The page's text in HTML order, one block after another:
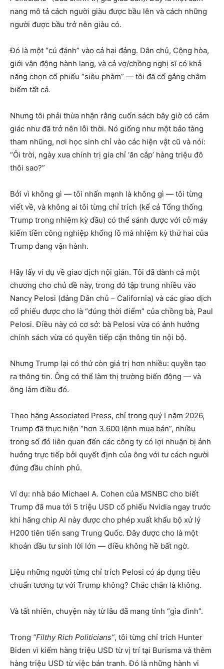
nang mô tả cách người giàu được bầu lên và cách những
người được bầu trở nên giàu có.
Đó là một “cú đánh” vào cả hai đảng. Dân chủ, Cộng hòa,
giới vận động hành lang, và cả vợ/chồng nghị sĩ có khả
năng chọn cổ phiếu “siêu phàm” — tôi đã cố gắng châm
biếm tất cả.
Nhưng tôi phải thừa nhận rằng cuốn sách bây giờ có cảm
giác như đã trở nên lỗi thời. Nó giống như một bảo tàng
tham nhũng, nơi học sinh chỉ vào các hiện vật cũ và nói:
“Ôi trời, ngày xưa chính trị gia chỉ ‘ăn cắp’ hàng triệu đô
thôi sao?”
Bởi vì không gì — tôi nhấn mạnh là không gì — tôi từng
viết về, và không ai tôi từng chỉ trích (kể cả Tổng thống
Trump trong nhiệm kỳ đầu) có thể sánh được với cỗ máy
kiếm tiền công nghiệp khổng lồ mà nhiệm kỳ thứ hai của
Trump đang vận hành.
Hãy lấy ví dụ về giao dịch nội gián. Tôi đã dành cả một
chương cho chủ đề này, trong đó tập trung nhiều vào
Nancy Pelosi (đảng Dân chủ – California) và các giao dịch
cổ phiếu được cho là “đúng thời điểm” của chồng bà, Paul
Pelosi. Điều này có cơ sở: bà Pelosi vừa có ảnh hưởng
chính sách vừa có quyền tiếp cận thông tin nội bộ.
Nhưng Trump lại có thứ còn giá trị hơn nhiều: quyền tạo
ra thông tin. Ông có thể làm thị trường biến động — và
ông làm điều đó.
Theo hãng Associated Press, chỉ trong quý I năm 2026,
Trump đã thực hiện “hơn 3.600 lệnh mua bán”, nhiều
trong số đó liên quan đến các công ty có lợi nhuận bị ảnh
hưởng trực tiếp bởi quyết định của ông với tư cách người
đứng đầu chính phủ.
Ví dụ: nhà báo Michael A. Cohen của MSNBC cho biết
Trump đã mua tới 5 triệu USD cổ phiếu Nvidia ngay trước
khi hãng chip AI này được cho phép xuất khẩu bộ xử lý
H200 tiên tiến sang Trung Quốc. Đây được cho là một
khoản đầu tư sinh lời lớn — điều không hề bất ngờ.
Liệu những người từng chỉ trích Pelosi có áp dụng tiêu
chuẩn tương tự với Trump không? Chắc chắn là không.
Và tất nhiên, chuyện này từ lâu đã mang tính “gia đình”.
Trong “Filthy Rich Politicians”, tôi từng chỉ trích Hunter
Biden vì kiếm hàng triệu USD từ vị trí tại Burisma và thêm
hàng triệu USD từ việc bán tranh. Đó là những hành vi